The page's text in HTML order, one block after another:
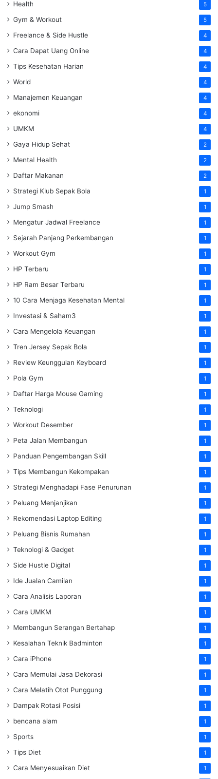
Health 5
Gym & Workout 5
Freelance & Side Hustle 4
Cara Dapat Uang Online 4
Tips Kesehatan Harian 4
World 4
Manajemen Keuangan 4
ekonomi 4
UMKM 4
Gaya Hidup Sehat 2
Mental Health 2
Daftar Makanan 2
Strategi Klub Sepak Bola 1
Jump Smash 1
Mengatur Jadwal Freelance 1
Sejarah Panjang Perkembangan 1
Workout Gym 1
HP Terbaru 1
HP Ram Besar Terbaru 1
10 Cara Menjaga Kesehatan Mental 1
Investasi & Saham3 1
Cara Mengelola Keuangan 1
Tren Jersey Sepak Bola 1
Review Keunggulan Keyboard 1
Pola Gym 1
Daftar Harga Mouse Gaming 1
Teknologi 1
Workout Desember 1
Peta Jalan Membangun 1
Panduan Pengembangan Skill 1
Tips Membangun Kekompakan 1
Strategi Menghadapi Fase Penurunan 1
Peluang Menjanjikan 1
Rekomendasi Laptop Editing 1
Peluang Bisnis Rumahan 1
Teknologi & Gadget 1
Side Hustle Digital 1
Ide Jualan Camilan 1
Cara Analisis Laporan 1
Cara UMKM 1
Membangun Serangan Bertahap 1
Kesalahan Teknik Badminton 1
Cara iPhone 1
Cara Memulai Jasa Dekorasi 1
Cara Melatih Otot Punggung 1
Dampak Rotasi Posisi 1
bencana alam 1
Sports 1
Tips Diet 1
Cara Menyesuaikan Diet 1